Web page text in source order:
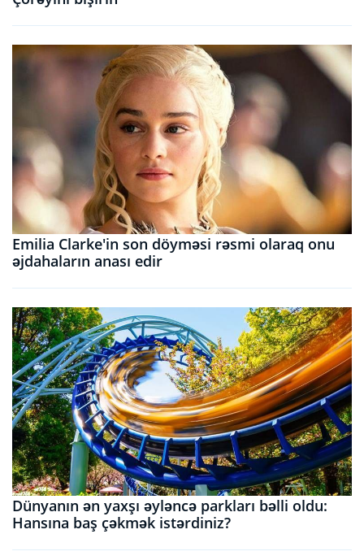
Emilia Clarke'in son döyməsi rəsmi olaraq onu
əjdahaların anası edir
Dünyanın ən yaxşı əyləncə parkları bəlli oldu:
Hansına baş çəkmək istərdiniz?